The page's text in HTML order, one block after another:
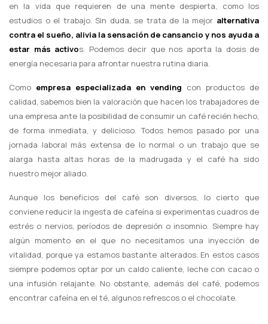
en la vida que requieren de una mente despierta, como los
estudios o el trabajo. Sin duda, se trata de la mejor alternativa
contra el sueño, alivia la sensación de cansancio y nos ayuda a
estar más activos. Podemos decir que nos aporta la dosis de
energía necesaria para afrontar nuestra rutina diaria.
Como empresa especializada en vending con productos de
calidad, sabemos bien la valoración que hacen los trabajadores de
una empresa ante la posibilidad de consumir un café recién hecho,
de forma inmediata, y delicioso. Todos hemos pasado por una
jornada laboral más extensa de lo normal o un trabajo que se
alarga hasta altas horas de la madrugada y el café ha sido
nuestro mejor aliado.
Aunque los beneficios del café son diversos, lo cierto que
conviene reducir la ingesta de cafeína si experimentas cuadros de
estrés o nervios, períodos de depresión o insomnio. Siempre hay
algún momento en el que no necesitamos una inyección de
vitalidad, porque ya estamos bastante alterados. En estos casos
siempre podemos optar por un caldo caliente, leche con cacao o
una infusión relajante. No obstante, además del café, podemos
encontrar cafeína en el té, algunos refrescos o el chocolate.